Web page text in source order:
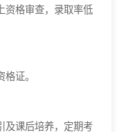
资格审查，录取率低
证。
及课后培养，定期考